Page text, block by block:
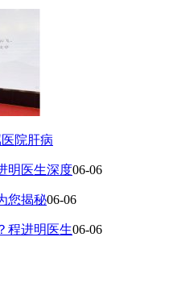
院肝病
明医生深度06-06
您揭秘06-06
程进明医生06-06